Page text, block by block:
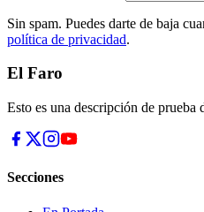
Sin spam. Puedes darte de baja
política de privacidad.
El Faro
Esto es una descripción de prueba
Secciones